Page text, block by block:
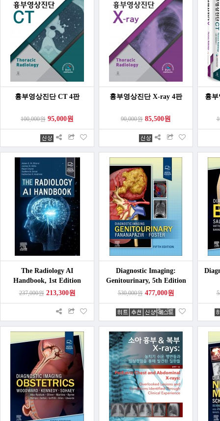
흉부영상진단 CT 4판
100,000원 95,000원
흉부영상진단 X-ray 4판
90,000원 85,500원
흉
The Radiology AI
Handbook, 1st Edition
237,000원213,300원
Diagnostic Imaging:
Genitourinary, 5th Edition
530,000원477,000원